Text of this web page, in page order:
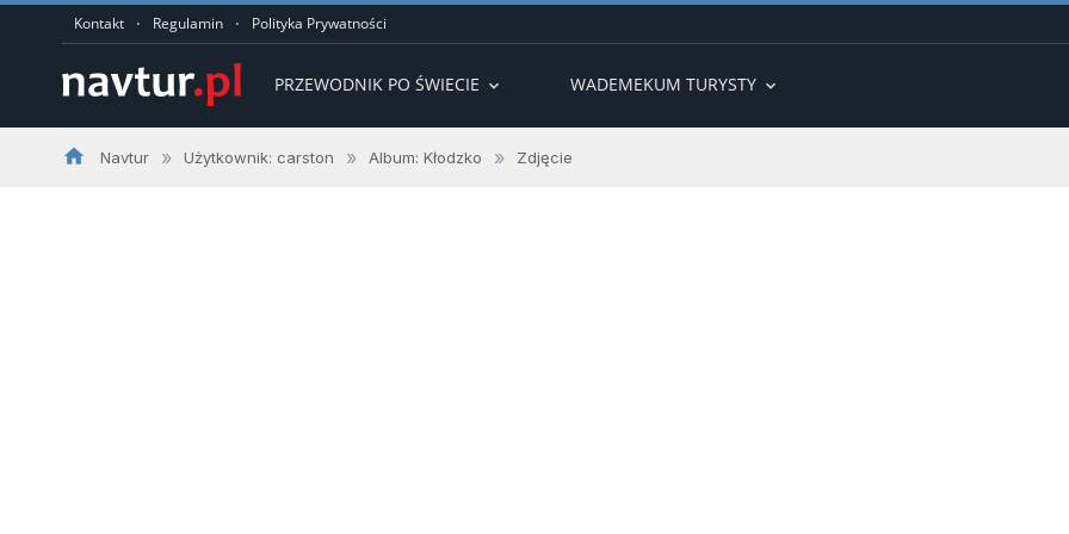
Kontakt · Regulamin · Polityka Prywatności
PRZEWODNIK PO ŚWIECIE expand_more WADEMEKUM TURYSTY expand_more
home Navtur » Użytkownik: carston » Album: Kłodzko » Zdjęcie